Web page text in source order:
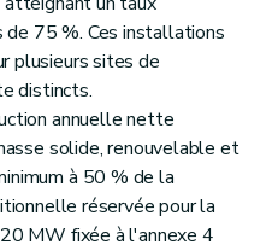
de 75 %. Ces installations
plusieurs sites de
distincts.
annuelle nette
solide, renouvelable et
à 50 % de la
réservée pour la
MW fixée à l'annexe 4